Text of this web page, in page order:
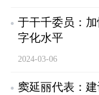
于干千委员：
字化水平
2024-03-06
窦延丽代表：